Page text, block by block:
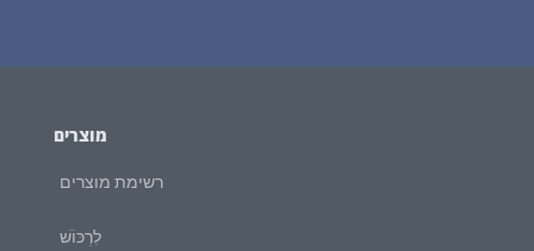
מוצרים
רשימת מוצרים
לִרְכּוֹשׁ